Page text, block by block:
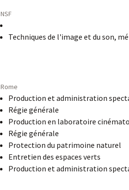
NSF
Techniques de l'image et du son,
Rome
Production et administration
Régie générale
Production en laboratoire
Régie générale
Protection du patrimoine naturel
Entretien des espaces verts
Production et administration